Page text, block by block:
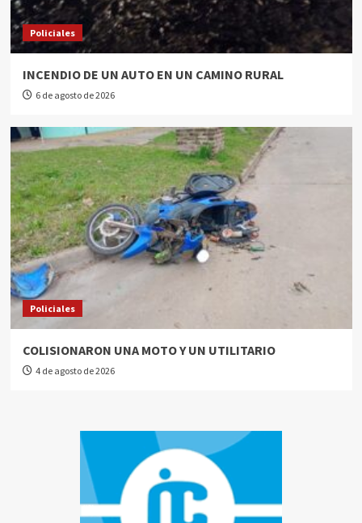
Policiales
INCENDIO DE UN AUTO EN UN CAMINO RURAL
6 de agosto de 2026
Policiales
COLISIONARON UNA MOTO Y UN UTILITARIO
4 de agosto de 2026